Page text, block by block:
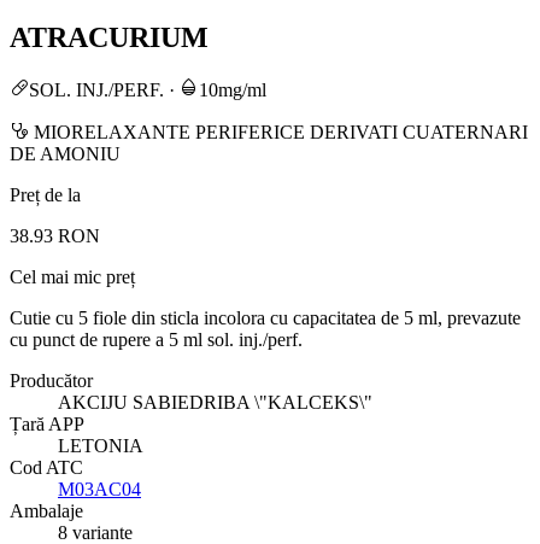
ATRACURIUM
SOL. INJ./PERF. · 10mg/ml
MIORELAXANTE PERIFERICE DERIVATI CUATERNARI
DE AMONIU
Preț de la
38.93 RON
Cel mai mic preț
Cutie cu 5 fiole din sticla incolora cu capacitatea de 5 ml, prevazute
cu punct de rupere a 5 ml sol. inj./perf.
Producător
AKCIJU SABIEDRIBA \"KALCEKS\"
Țară APP
LETONIA
Cod ATC
M03AC04
Ambalaje
8 variante